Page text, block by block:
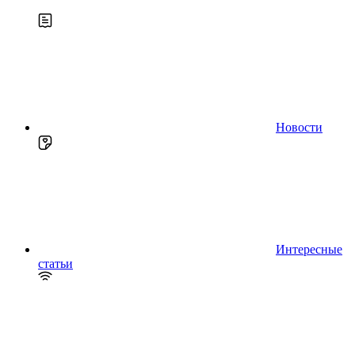
Новости
Интересные
статьи